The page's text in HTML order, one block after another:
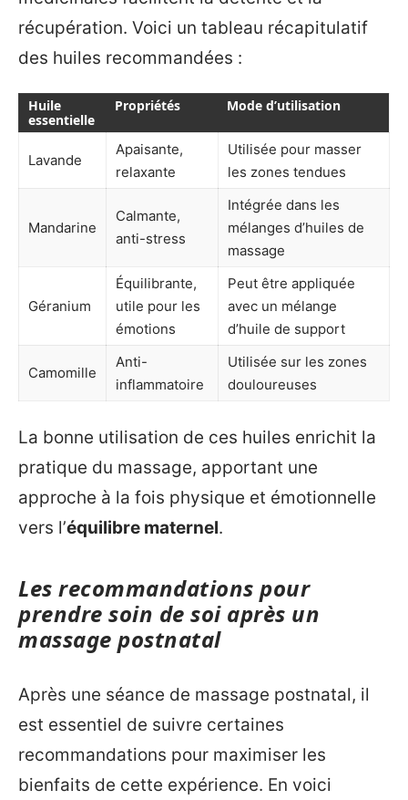
récupération. Voici un tableau récapitulatif
des huiles recommandées :
Huile
essentielle
Propriétés Mode d’utilisation
Lavande
Apaisante,
relaxante
Utilisée pour masser
les zones tendues
Mandarine
Calmante,
anti-stress
Intégrée dans les
mélanges d’huiles de
massage
Géranium
Équilibrante,
utile pour les
émotions
Peut être appliquée
avec un mélange
d’huile de support
Camomille
Anti-
inflammatoire
Utilisée sur les zones
douloureuses
La bonne utilisation de ces huiles enrichit la
pratique du massage, apportant une
approche à la fois physique et émotionnelle
vers l’équilibre maternel.
Les recommandations pour
prendre soin de soi après un
massage postnatal
Après une séance de massage postnatal, il
est essentiel de suivre certaines
recommandations pour maximiser les
bienfaits de cette expérience. En voici